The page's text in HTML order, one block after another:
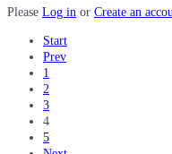
Please Log in or Create an
Start
Prev
1
2
3
4
5